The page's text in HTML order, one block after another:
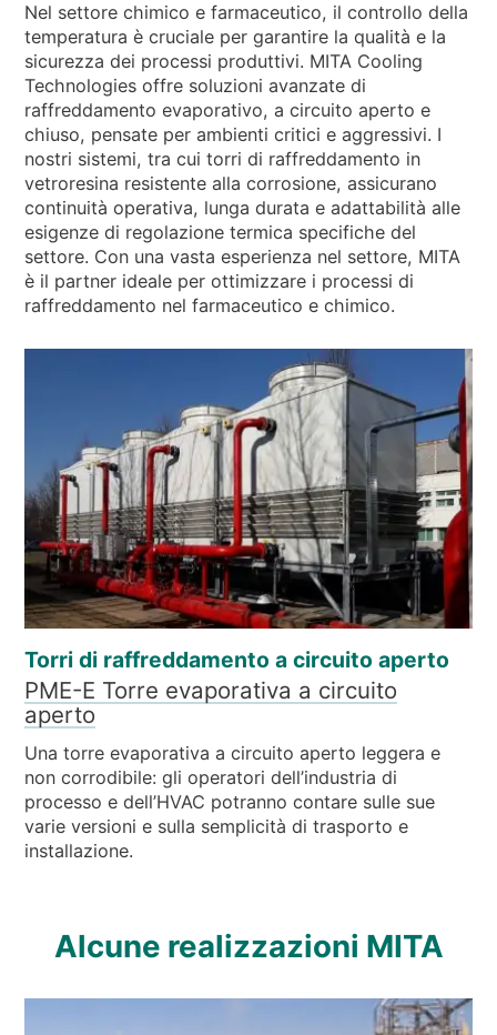
Nel settore chimico e farmaceutico, il controllo della
temperatura è cruciale per garantire la qualità e la
sicurezza dei processi produttivi. MITA Cooling
Technologies offre soluzioni avanzate di
raffreddamento evaporativo, a circuito aperto e
chiuso, pensate per ambienti critici e aggressivi. I
nostri sistemi, tra cui torri di raffreddamento in
vetroresina resistente alla corrosione, assicurano
continuità operativa, lunga durata e adattabilità alle
esigenze di regolazione termica specifiche del
settore. Con una vasta esperienza nel settore, MITA
è il partner ideale per ottimizzare i processi di
raffreddamento nel farmaceutico e chimico.
Torri di raffreddamento a circuito aperto
PME-E Torre evaporativa a circuito
aperto
Una torre evaporativa a circuito aperto leggera e
non corrodibile: gli operatori dell’industria di
processo e dell’HVAC potranno contare sulle sue
varie versioni e sulla semplicità di trasporto e
installazione.
Alcune realizzazioni MITA